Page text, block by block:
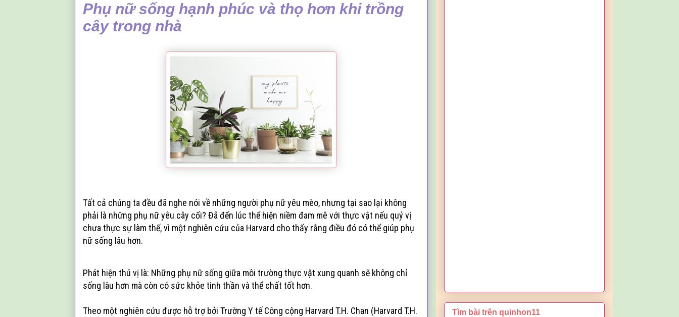
Phụ nữ sống hạnh phúc và thọ hơn khi trồng
cây trong nhà
Tất cả chúng ta đều đã nghe nói về những người phụ nữ yêu mèo, nhưng tại sao lại không
phải là những phụ nữ yêu cây cối? Đã đến lúc thể hiện niềm đam mê với thực vật nếu quý vị
chưa thực sự làm thế, vì một nghiên cứu của Harvard cho thấy rằng điều đó có thể giúp phụ
nữ sống lâu hơn.
Phát hiện thú vị là: Những phụ nữ sống giữa môi trường thực vật xung quanh sẽ không chỉ
sống lâu hơn mà còn có sức khỏe tinh thần và thể chất tốt hơn.
Theo một nghiên cứu được hỗ trợ bởi Trường Y tế Công cộng Harvard T.H. Chan (Harvard T.H.
Tìm bài trên quinhon11